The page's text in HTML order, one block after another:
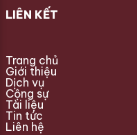
LIÊN KẾT
Trang chủ
Giới thiệu
Dịch vụ
Cộng sự
Tài liệu
Tin tức
Liên hệ